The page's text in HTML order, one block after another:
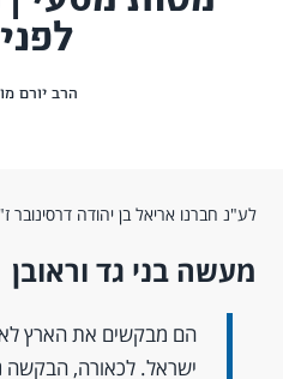
הרב יורם
לע"נ חברנו אריאל בן יהודה דרסינובר
מעשה בני גד וראובן
הם מבקשים את הארץ
ישראל. לכאורה, הבקשה